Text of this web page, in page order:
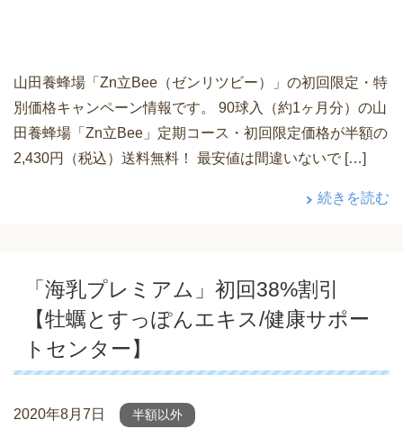
山田養蜂場「Zn立Bee（ゼンリツビー）」の初回限定・特
別価格キャンペーン情報です。 90球入（約1ヶ月分）の山
田養蜂場「Zn立Bee」定期コース・初回限定価格が半額の
2,430円（税込）送料無料！ 最安値は間違いないで […]
続きを読む
「海乳プレミアム」初回38%割引
【牡蠣とすっぽんエキス/健康サポー
トセンター】
2020年8月7日 半額以外